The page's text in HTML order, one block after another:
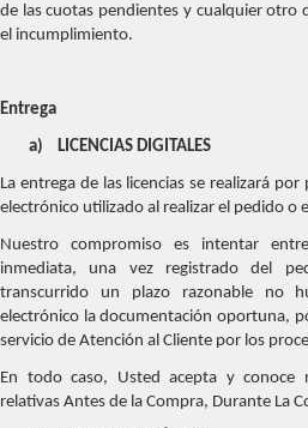
de las cuotas pendientes y cualquier otro
el incumplimiento.
Entrega
a) LICENCIAS DIGITALES
La entrega de las licencias se realizará por
electrónico utilizado al realizar el pedido o
Nuestro compromiso es intentar
inmediata, una vez registrado del
transcurrido un plazo razonable no
electrónico la documentación oportuna,
servicio de Atención al Cliente por los
En todo caso, Usted acepta y conoce
relativas Antes de la Compra, Durante La